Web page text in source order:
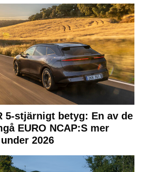
5-stjärnigt betyg: En av de
EURO NCAP:S mer
2026